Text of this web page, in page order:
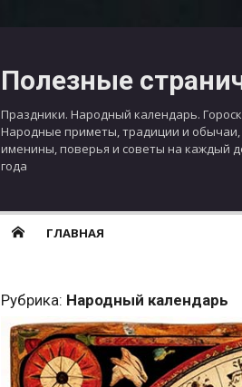
Полезные
Праздники. Народный календарь.
Народные приметы, традиции и обычаи,
именины, поверья и советы на каждый
года
ГЛАВНАЯ
Рубрика: Народный календарь